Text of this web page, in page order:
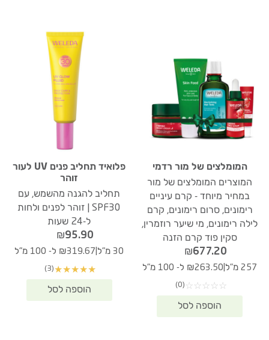
המומלצים של מור רדמי
המוצרים המומלצים של מור
במחיר מיוחד - קרם עיניים
רימונים, סרום רימונים, קרם
לילה רימונים, מי שיער רוזמרין,
סקין פוד קרם הזנה
₪677.20
257 מ"ל ₪263.50 ל- 100 מ"ל
☆
☆
☆
☆
☆
(0)
פלואיד תחליב פנים UV לעור
זוהר
תחליב להגנה מהשמש, עם
SPF30 | זוהר לפנים ולחות
ל-24 שעות
₪95.90
30 מ"ל ₪319.67 ל- 100 מ"ל
★
★
★
★
★
(3)